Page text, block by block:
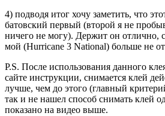
4) подводя итог хочу заметить, что
батовский первый (второй я не
ничего не могу). Держит он отлично,
мой (Hurricane 3 National) больше не
P.S. После использования данного
сайте инструкции, снимается клей
лучше, чем до этого (главный
так и не нашел способ снимать клей
показано на видео выше.